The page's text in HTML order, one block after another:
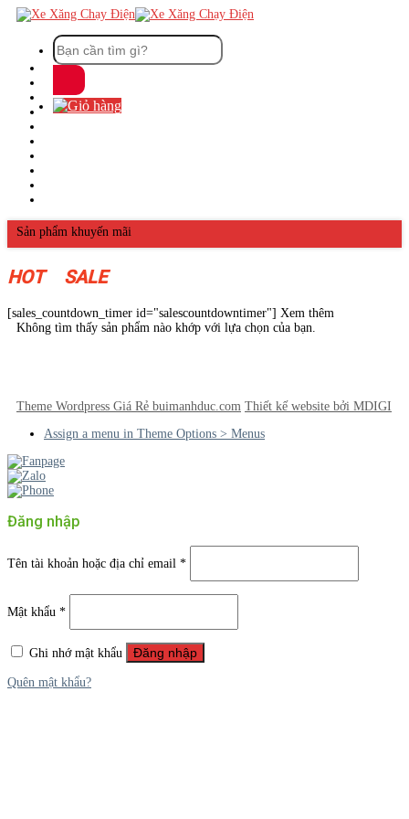
Skip
Tìm
kiếm:
Sản phẩm khuyến mãi
HOT SALE
[sales_countdown_timer id="salescountdowntimer"] Xem thêm
Không tìm thấy sản phẩm nào khớp với lựa chọn của bạn.
Theme Wordpress Giá Rẻ buimanhduc.com Thiết kế website bởi MDIGI
Assign a menu in Theme Options > Menus
Đăng nhập
Tên tài khoản hoặc địa chỉ email *
Mật khẩu *
Ghi nhớ mật khẩu Đăng nhập
Quên mật khẩu?